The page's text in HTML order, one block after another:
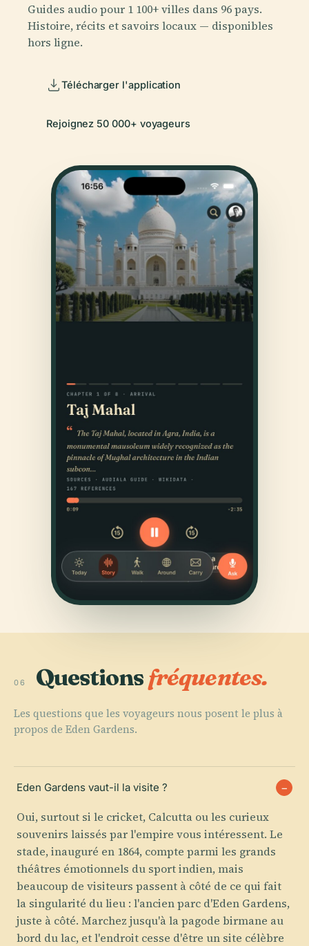
Guides audio pour 1 100+ villes dans 96 pays.
Histoire, récits et savoirs locaux — disponibles
hors ligne.
Télécharger l'application
Rejoignez 50 000+ voyageurs
06 Questionsfréquentes.
Les questions que les voyageurs nous posent le plus à
propos de Eden Gardens.
Eden Gardens vaut-il la visite ?
Oui, surtout si le cricket, Calcutta ou les curieux
souvenirs laissés par l'empire vous intéressent. Le
stade, inauguré en 1864, compte parmi les grands
théâtres émotionnels du sport indien, mais
beaucoup de visiteurs passent à côté de ce qui fait
la singularité du lieu : l'ancien parc d'Eden Gardens,
juste à côté. Marchez jusqu'à la pagode birmane au
bord du lac, et l'endroit cesse d'être un site célèbre